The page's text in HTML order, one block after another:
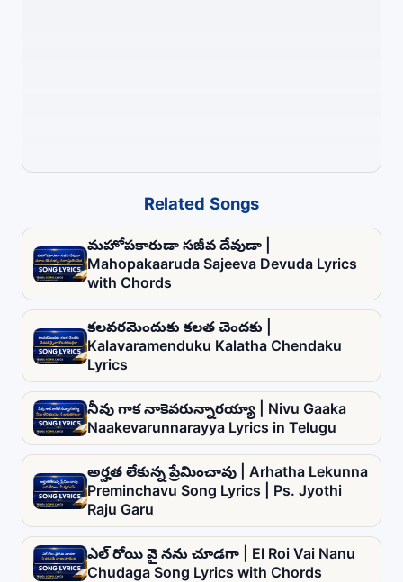
Related Songs
మహోపకారుడా సజీవ దేవుడా |
Mahopakaaruda Sajeeva Devuda Lyrics
with Chords
కలవరమెందుకు కలత చెందకు |
Kalavaramenduku Kalatha Chendaku
Lyrics
నీవు గాక నాకెవరున్నారయ్యా | Nivu Gaaka
Naakevarunnarayya Lyrics in Telugu
అర్హత లేకున్న ప్రేమించావు | Arhatha Lekunna
Preminchavu Song Lyrics | Ps. Jyothi
Raju Garu
ఎల్ రోయి వై నను చూడగా | El Roi Vai Nanu
Chudaga Song Lyrics with Chords